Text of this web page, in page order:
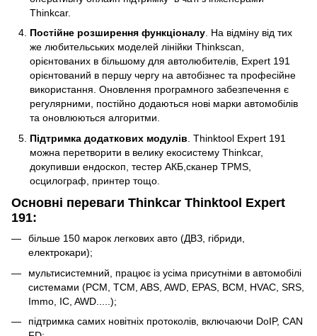
Thinkcar.
Постійне розширення функціоналу. На відміну від тих
же любительських моделей лінійки Thinkscan,
орієнтованих в більшому для автолюбителів, Expert 191
орієнтований в першу чергу на автобізнес та професійне
використання. Оновлення програмного забезпечення є
регулярними, постійно додаються нові марки автомобілів
та оновлюються алгоритми.
Підтримка додаткових модулів . Thinktool Expert 191
можна перетворити в велику екосистему Thinkcar,
докупивши ендоскоп, тестер АКБ,сканер TPMS,
осцилограф, принтер тощо.
Основні переваги Thinkcar Thinktool Expert
191:
більше 150 марок легкових авто (ДВЗ, гібриди,
електрокари);
мультисистемний, працює із усіма присутніми в автомобілі
системами (PCM, TCM, ABS, AWD, EPAS, BCM, HVAC, SRS,
Immo, IC, AWD.....);
підтримка самих новітніх протоколів, включаючи DoIP, CAN